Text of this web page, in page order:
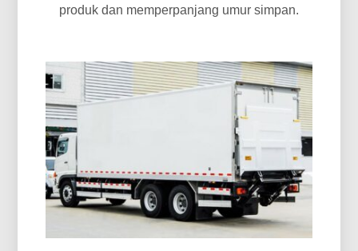
produk dan memperpanjang umur simpan.